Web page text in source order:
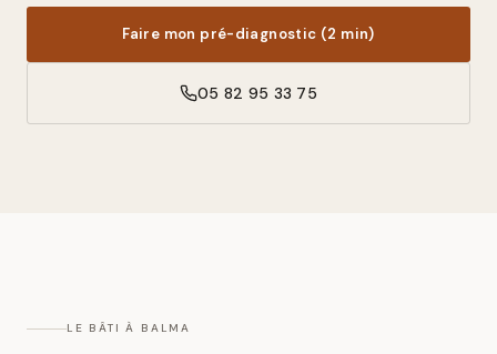
Faire mon pré-diagnostic (2 min)
05 82 95 33 75
LE BÂTI À BALMA